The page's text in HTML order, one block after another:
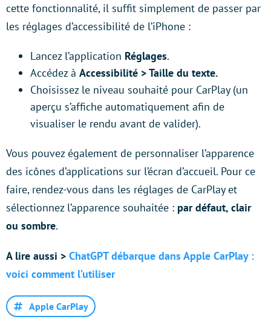
cette fonctionnalité, il suffit simplement de passer par
les réglages d’accessibilité de l’iPhone :
Lancez l’application Réglages.
Accédez à Accessibilité > Taille du texte.
Choisissez le niveau souhaité pour CarPlay (un
aperçu s’affiche automatiquement afin de
visualiser le rendu avant de valider).
Vous pouvez également de personnaliser l’apparence
des icônes d’applications sur l’écran d’accueil. Pour ce
faire, rendez-vous dans les réglages de CarPlay et
sélectionnez l’apparence souhaitée : par défaut, clair
ou sombre.
A lire aussi > ChatGPT débarque dans Apple CarPlay :
voici comment l’utiliser
Apple CarPlay